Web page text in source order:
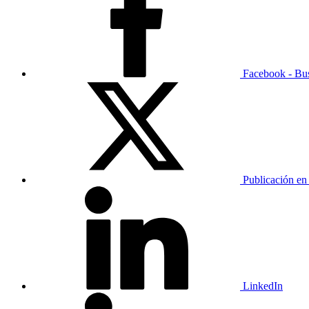
Facebook -
Publicación
LinkedIn